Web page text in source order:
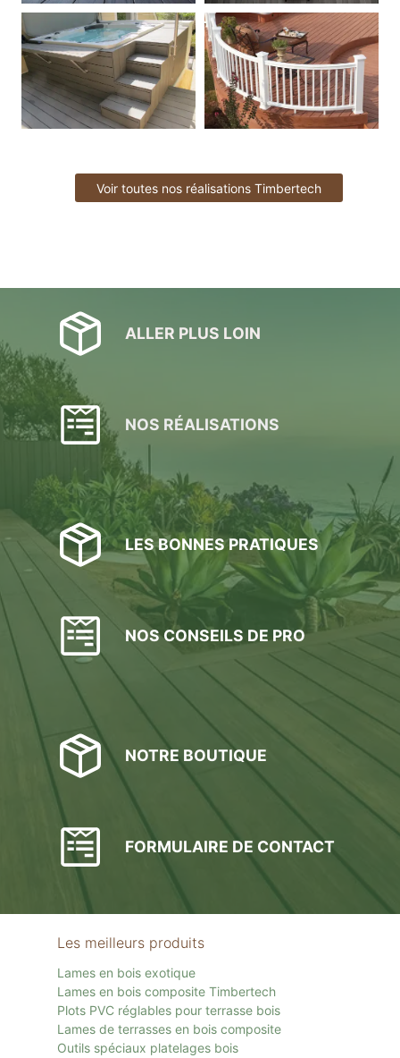
Voir toutes nos réalisations Timbertech
ALLER PLUS LOIN
NOS RÉALISATIONS
LES BONNES PRATIQUES
NOS CONSEILS DE PRO
NOTRE BOUTIQUE
FORMULAIRE DE CONTACT
Les meilleurs produits
Lames en bois exotique
Lames en bois composite Timbertech
Plots PVC réglables pour terrasse bois
Lames de terrasses en bois composite
Outils spéciaux platelages bois